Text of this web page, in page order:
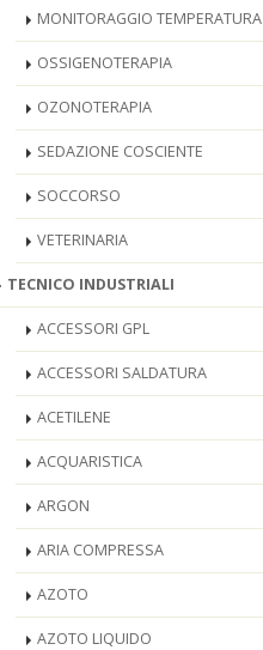
MONITORAGGIO TEMPERATURA
OSSIGENOTERAPIA
OZONOTERAPIA
SEDAZIONE COSCIENTE
SOCCORSO
VETERINARIA
TECNICO INDUSTRIALI
ACCESSORI GPL
ACCESSORI SALDATURA
ACETILENE
ACQUARISTICA
ARGON
ARIA COMPRESSA
AZOTO
AZOTO LIQUIDO